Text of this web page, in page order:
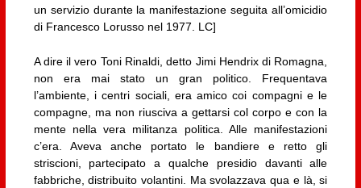
un servizio durante la manifestazione seguita all’omicidio
di Francesco Lorusso nel 1977. LC]
A dire il vero Toni Rinaldi, detto Jimi Hendrix di Romagna,
non era mai stato un gran politico. Frequentava
l’ambiente, i centri sociali, era amico coi compagni e le
compagne, ma non riusciva a gettarsi col corpo e con la
mente nella vera militanza politica. Alle manifestazioni
c’era. Aveva anche portato le bandiere e retto gli
striscioni, partecipato a qualche presidio davanti alle
fabbriche, distribuito volantini. Ma svolazzava qua e là, si